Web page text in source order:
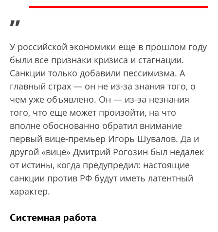
”
У российской экономики еще в прошлом году
были все признаки кризиса и стагнации.
Санкции только добавили пессимизма. А
главный страх — он не из-за знания того, о
чем уже объявлено. Он — из-за незнания
того, что еще может произойти, на что
вполне обоснованно обратил внимание
первый вице-премьер Игорь Шувалов. Да и
другой «вице» Дмитрий Рогозин был недалек
от истины, когда предупредил: настоящие
санкции против РФ будут иметь латентный
характер.
Системная работа